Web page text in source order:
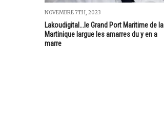
NOVEMBRE 7TH, 2023
Lakoudigital...le Grand Port Maritime de la
Martinique largue les amarres du y en a
marre